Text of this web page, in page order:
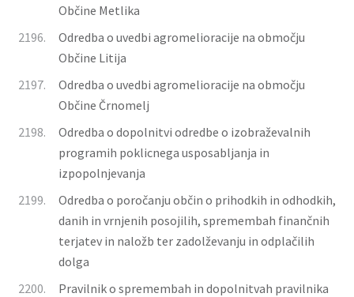
Občine Metlika
2196.
Odredba o uvedbi agromelioracije na območju
Občine Litija
2197.
Odredba o uvedbi agromelioracije na območju
Občine Črnomelj
2198.
Odredba o dopolnitvi odredbe o izobraževalnih
programih poklicnega usposabljanja in
izpopolnjevanja
2199.
Odredba o poročanju občin o prihodkih in odhodkih,
danih in vrnjenih posojilih, spremembah finančnih
terjatev in naložb ter zadolževanju in odplačilih
dolga
2200.
Pravilnik o spremembah in dopolnitvah pravilnika